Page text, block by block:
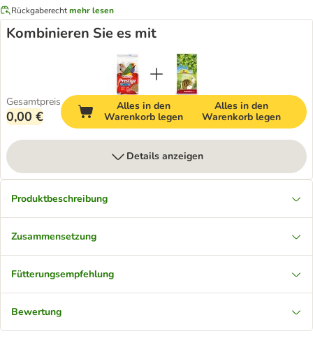
Rückgaberechtmehr lesen
Kombinieren Sie es mit
Gesamtpreis
0,00 €
Alles in den
Warenkorb legen
Alles in den
Warenkorb legen
Details anzeigen
Produktbeschreibung
Zusammensetzung
Fütterungsempfehlung
Bewertung